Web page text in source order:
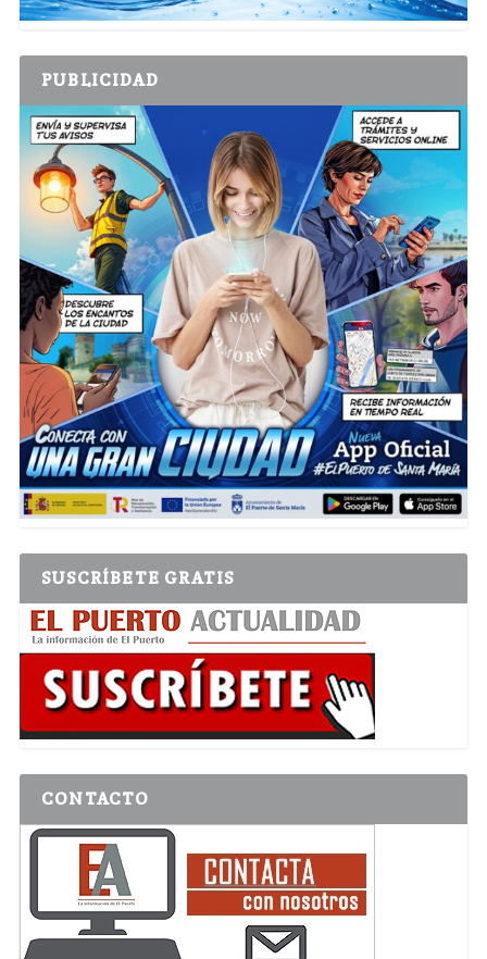
PUBLICIDAD
SUSCRÍBETE GRATIS
CONTACTO